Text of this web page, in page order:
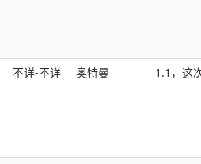
不详-不详 奥特曼 1.1，这